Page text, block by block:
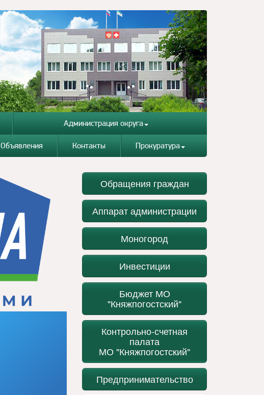
Администрация округа
Объявления Контакты Прокуратура
Обращения граждан
Аппарат администрации
Моногород
Инвестиции
Бюджет МО
"Княжпогостский"
Контрольно-счетная
палата
МО "Княжпогостский"
Предпринимательство